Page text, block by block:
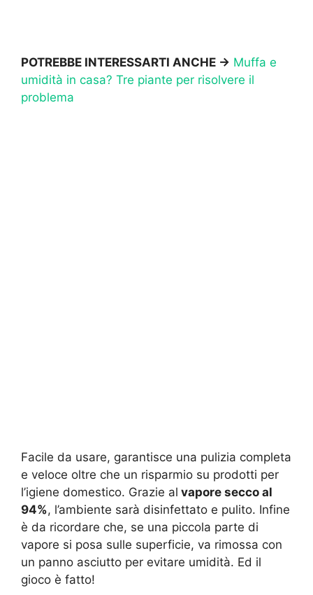
POTREBBE INTERESSARTI ANCHE -> Muffa e
umidità in casa? Tre piante per risolvere il
problema
Facile da usare, garantisce una pulizia completa
e veloce oltre che un risparmio su prodotti per
l’igiene domestico. Grazie al vapore secco al
94%, l’ambiente sarà disinfettato e pulito. Infine
è da ricordare che, se una piccola parte di
vapore si posa sulle superficie, va rimossa con
un panno asciutto per evitare umidità. Ed il
gioco è fatto!